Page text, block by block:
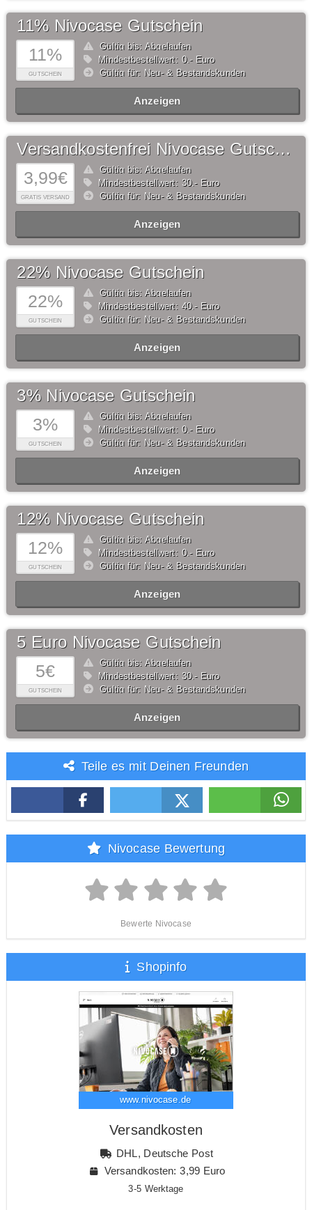
11%
GUTSCHEIN
11% Nivocase Gutschein
Gültig bis: Abgelaufen
Mindestbestellwert: 0,- Euro
Gültig für: Neu- & Bestandskunden
Anzeigen
3,99€
GRATIS VERSAND
Versandkostenfrei Nivocase Gutschein
Gültig bis: Abgelaufen
Mindestbestellwert: 30,- Euro
Gültig für: Neu- & Bestandskunden
Anzeigen
22%
GUTSCHEIN
22% Nivocase Gutschein
Gültig bis: Abgelaufen
Mindestbestellwert: 40,- Euro
Gültig für: Neu- & Bestandskunden
Anzeigen
3%
GUTSCHEIN
3% Nivocase Gutschein
Gültig bis: Abgelaufen
Mindestbestellwert: 0,- Euro
Gültig für: Neu- & Bestandskunden
Anzeigen
12%
GUTSCHEIN
12% Nivocase Gutschein
Gültig bis: Abgelaufen
Mindestbestellwert: 0,- Euro
Gültig für: Neu- & Bestandskunden
Anzeigen
5€
GUTSCHEIN
5 Euro Nivocase Gutschein
Gültig bis: Abgelaufen
Mindestbestellwert: 30,- Euro
Gültig für: Neu- & Bestandskunden
Anzeigen
Teile es mit Deinen Freunden
Nivocase Bewertung
Bewerte Nivocase
Shopinfo
www.nivocase.de
Versandkosten
DHL, Deutsche Post
Versandkosten: 3,99 Euro
3-5 Werktage